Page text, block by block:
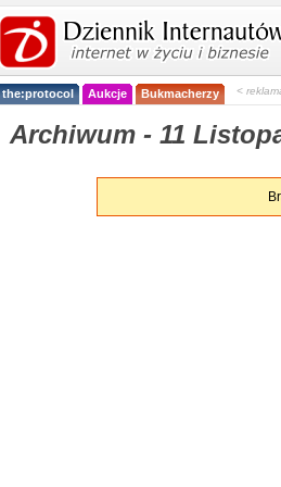
the:protocol Aukcje Bukmacherzy <
Archiwum - 11